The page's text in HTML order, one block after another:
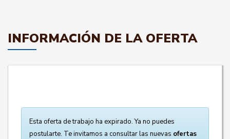
INFORMACIÓN DE LA OFERTA
Esta oferta de trabajo ha expirado. Ya no puedes
postularte. Te invitamos a consultar las nuevas ofertas